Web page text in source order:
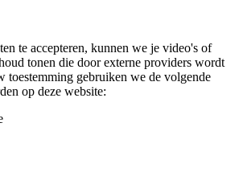
te accepteren, kunnen we je video's of
tonen die door externe providers wordt
toestemming gebruiken we de volgende
op deze website: